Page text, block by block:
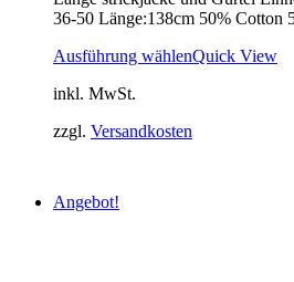
45,00 €20,00 €.
36-50 Länge:138cm 50% Cotton
Ausführung wählenQuick View
inkl. MwSt.
zzgl. Versandkosten
Angebot!